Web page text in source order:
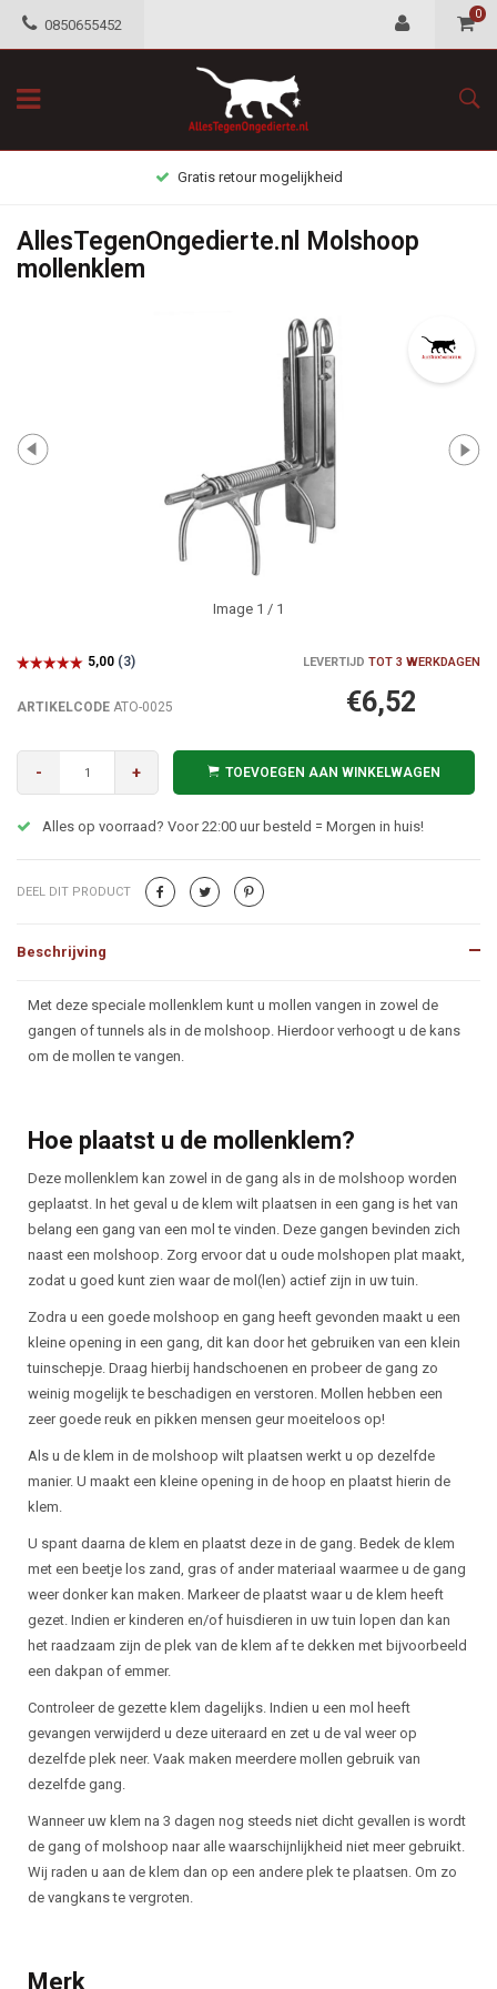
0850655452
0
Gratis retour mogelijkheid
AllesTegenOngedierte.nl Molshoop
mollenklem
Image 1 / 1
LEVERTIJD TOT 3 WERKDAGEN
ARTIKELCODE ATO-0025 €6,52
- + TOEVOEGEN AAN WINKELWAGEN
Alles op voorraad? Voor 22:00 uur besteld = Morgen in huis!
DEEL DIT PRODUCT
Beschrijving
Beschrijving
Met deze speciale mollenklem kunt u mollen vangen in zowel de
gangen of tunnels als in de molshoop. Hierdoor verhoogt u de kans
om de mollen te vangen.
Hoe plaatst u de mollenklem?
Deze mollenklem kan zowel in de gang als in de molshoop worden
geplaatst. In het geval u de klem wilt plaatsen in een gang is het van
belang een gang van een mol te vinden. Deze gangen bevinden zich
naast een molshoop. Zorg ervoor dat u oude molshopen plat maakt,
zodat u goed kunt zien waar de mol(len) actief zijn in uw tuin.
Zodra u een goede molshoop en gang heeft gevonden maakt u een
kleine opening in een gang, dit kan door het gebruiken van een klein
tuinschepje. Draag hierbij handschoenen en probeer de gang zo
weinig mogelijk te beschadigen en verstoren. Mollen hebben een
zeer goede reuk en pikken mensen geur moeiteloos op!
Als u de klem in de molshoop wilt plaatsen werkt u op dezelfde
manier. U maakt een kleine opening in de hoop en plaatst hierin de
klem.
U spant daarna de klem en plaatst deze in de gang. Bedek de klem
met een beetje los zand, gras of ander materiaal waarmee u de gang
weer donker kan maken. Markeer de plaatst waar u de klem heeft
gezet. Indien er kinderen en/of huisdieren in uw tuin lopen dan kan
het raadzaam zijn de plek van de klem af te dekken met bijvoorbeeld
een dakpan of emmer.
Controleer de gezette klem dagelijks. Indien u een mol heeft
gevangen verwijderd u deze uiteraard en zet u de val weer op
dezelfde plek neer. Vaak maken meerdere mollen gebruik van
dezelfde gang.
Wanneer uw klem na 3 dagen nog steeds niet dicht gevallen is wordt
de gang of molshoop naar alle waarschijnlijkheid niet meer gebruikt.
Wij raden u aan de klem dan op een andere plek te plaatsen. Om zo
de vangkans te vergroten.
Merk